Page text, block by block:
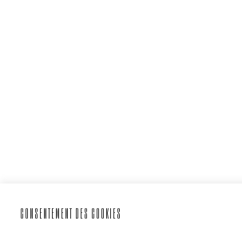
CONSENTEMENT DES COOKIES